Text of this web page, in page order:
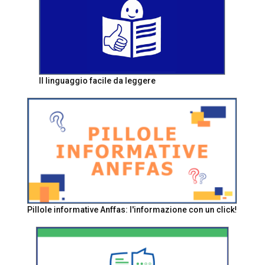
Il linguaggio facile da leggere
Pillole informative Anffas: l'informazione con un click!